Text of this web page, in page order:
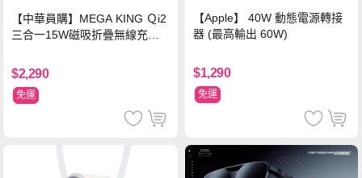
【中華員購】MEGA KING Ｑi2
三合一15W磁吸折疊無線充電
$2,290
免運
【Apple】 40W 動態電源轉接
器 (最高輸出 60W)
$1,290
免運